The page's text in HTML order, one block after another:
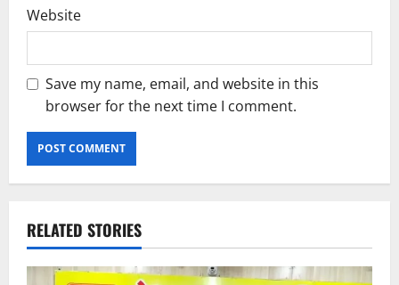
Website
Save my name, email, and website in this
browser for the next time I comment.
RELATED STORIES